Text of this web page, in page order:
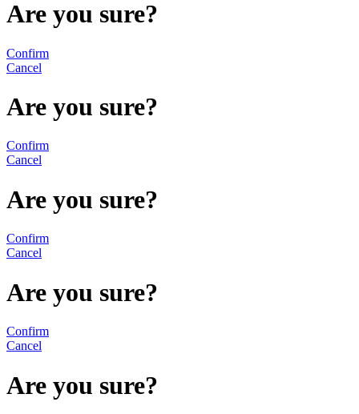
Are you sure?
Confirm
Cancel
Are you sure?
Confirm
Cancel
Are you sure?
Confirm
Cancel
Are you sure?
Confirm
Cancel
Are you sure?